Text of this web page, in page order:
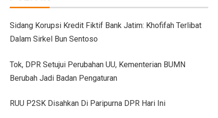
GIIAS Bandung 2025: Sinergi Pemerintah, Industri,
Trio Unggulan Suzuki di GIIAS Bandung 2025:
Sidang Korupsi Kredit Fiktif Bank Jatim: Khofifah Terlibat
Dalam Sirkel Bun Sentoso
Tok, DPR Setujui Perubahan UU, Kementerian BUMN
Berubah Jadi Badan Pengaturan
RUU P2SK Disahkan Di Paripurna DPR Hari Ini